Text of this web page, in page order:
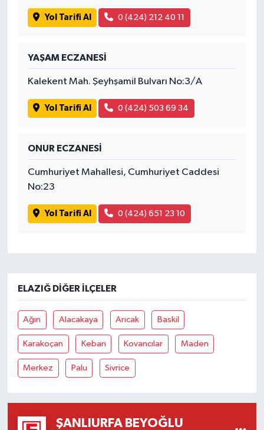
Yol Tarifi Al 0 (424) 212 40 11
YAŞAM ECZANESİ
Kalekent Mah. Şeyhşamil Bulvarı No:3/A
Yol Tarifi Al 0 (424) 503 69 34
ONUR ECZANESİ
Cumhuriyet Mahallesi, Cumhuriyet Caddesi
No:23
Yol Tarifi Al 0 (424) 651 23 10
ELAZIĞ DIĞER İLÇELER
Ağın Alacakaya Arıcak Baskil
Karakoçan Keban Kovancılar Maden
Merkez Palu Sivrice
ŞANLIURFA BEYOĞLU